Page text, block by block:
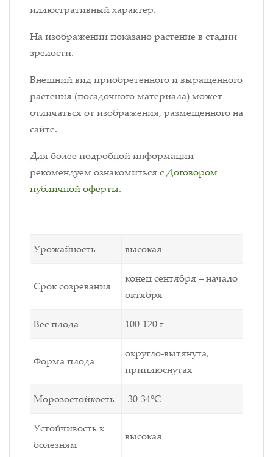
иллюстративный характер.
На изображении показано растение в стадии
зрелости.
Внешний вид приобретенного и выращенного
растения (посадочного материала) может
отличаться от изображения, размещенного на
сайте.
Для более подробной информации
рекомендуем ознакомиться сДоговором
публичной оферты.
Урожайность высокая
Срок созревания
конец сентября – начало
октября
Вес плода 100-120 г
Форма плода
округло-вытянута,
приплюснутая
Морозостойкость -30-34°С
Устойчивость к
болезням
высокая